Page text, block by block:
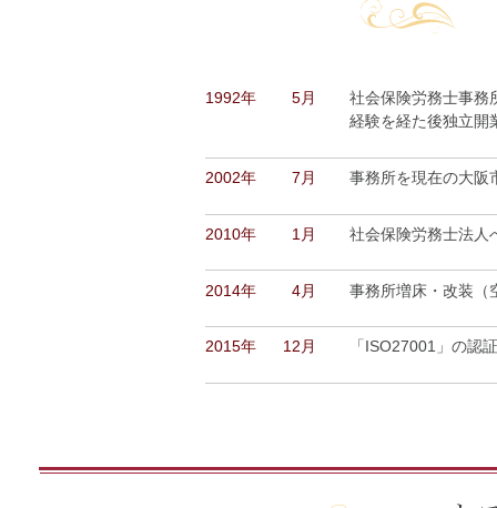
1992年 5月
社会保険労務士事務
経験を経た後独立開
2002年 7月 事務所を現在の大阪
2010年 1月 社会保険労務士法人
2014年 4月 事務所増床・改装（
2015年 12月 「ISO27001」の認